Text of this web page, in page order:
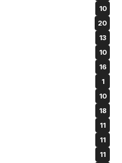
10
20
13
10
16
1
10
18
11
11
11